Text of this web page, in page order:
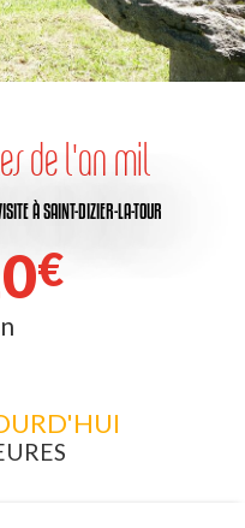
de l'an mil
À SAINT-DIZIER-LA-TOUR
€